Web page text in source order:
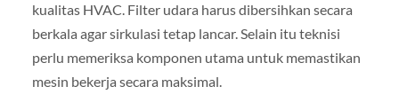
kualitas HVAC. Filter udara harus dibersihkan secara
berkala agar sirkulasi tetap lancar. Selain itu teknisi
perlu memeriksa komponen utama untuk memastikan
mesin bekerja secara maksimal.